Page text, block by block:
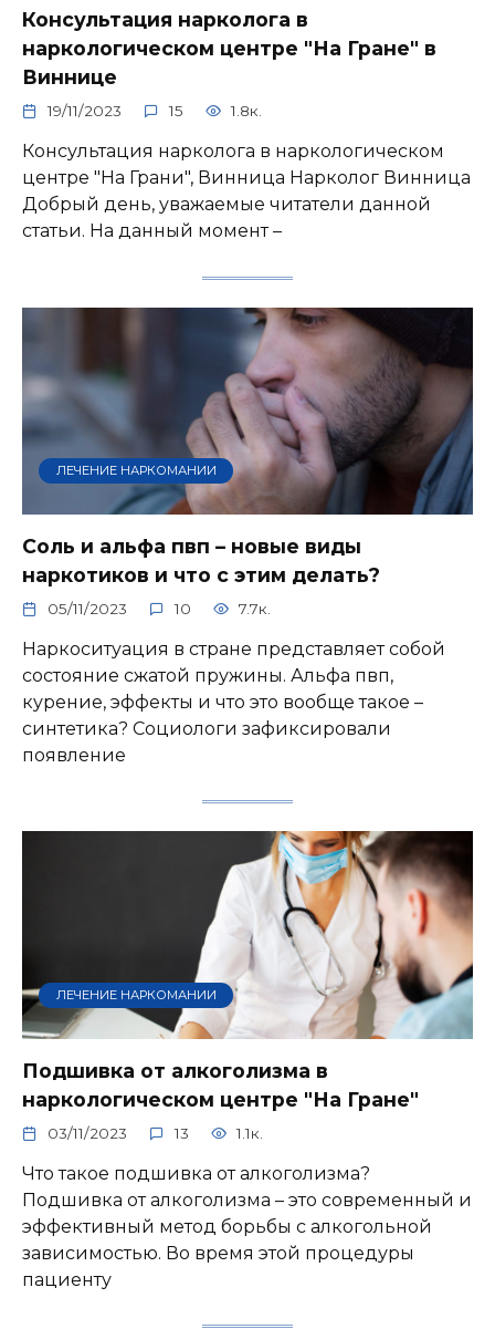
Консультация нарколога в
наркологическом центре "На Гране" в
Виннице
19/11/2023 15 1.8к.
Консультация нарколога в наркологическом
центре "На Грани", Винница Нарколог Винница
Добрый день, уважаемые читатели данной
статьи. На данный момент –
ЛЕЧЕНИЕ НАРКОМАНИИ
Соль и альфа пвп – новые виды
наркотиков и что с этим делать?
05/11/2023 10 7.7к.
Наркоситуация в стране представляет собой
состояние сжатой пружины. Альфа пвп,
курение, эффекты и что это вообще такое –
синтетика? Социологи зафиксировали
появление
ЛЕЧЕНИЕ НАРКОМАНИИ
Подшивка от алкоголизма в
наркологическом центре "На Гране"
03/11/2023 13 1.1к.
Что такое подшивка от алкоголизма?
Подшивка от алкоголизма – это современный и
эффективный метод борьбы с алкогольной
зависимостью. Во время этой процедуры
пациенту